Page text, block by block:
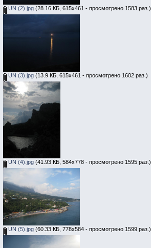
UN (2).jpg (28.16 КБ, 615x461 - просмотрено 1583 раз.)
UN (3).jpg (13.9 КБ, 615x461 - просмотрено 1602 раз.)
UN (4).jpg (41.93 КБ, 584x778 - просмотрено 1595 раз.)
UN (5).jpg (60.33 КБ, 778x584 - просмотрено 1599 раз.)